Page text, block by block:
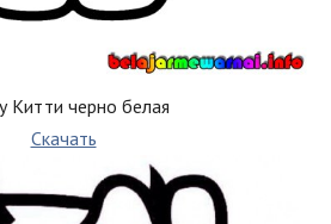
Китти черно белая
Скачать